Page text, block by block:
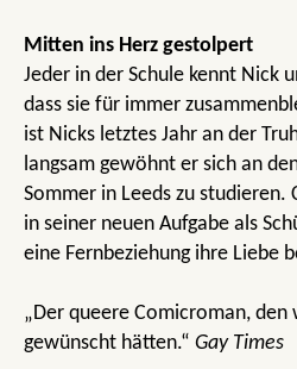
Mitten ins Herz gestolpert
Jeder in der Schule kennt Nick
dass sie für immer
ist Nicks letztes Jahr an der
langsam gewöhnt er sich an
Sommer in Leeds zu studieren.
in seiner neuen Aufgabe als
eine Fernbeziehung ihre Liebe
„Der queere Comicroman, den
gewünscht hätten.“ Gay Times